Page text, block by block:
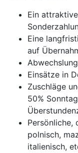
Ein
Eine
auf
Einsätze in
Zuschläge
50%
Persönliche,
polnisch,
italienisch,